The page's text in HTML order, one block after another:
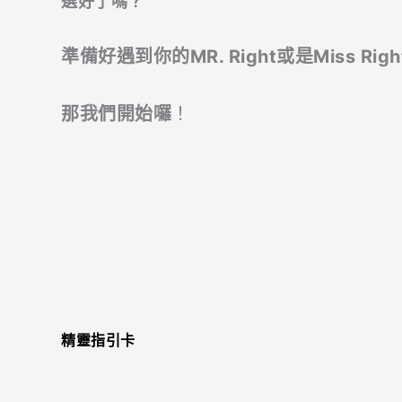
準備好遇到你的MR. Right或是Miss
那我們開始囉 ！
精靈指引卡